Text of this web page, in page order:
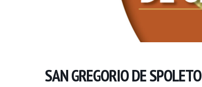
SAN GREGORIO DE SPOLETO